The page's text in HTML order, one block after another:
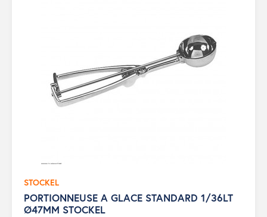
STOCKEL
PORTIONNEUSE A GLACE STANDARD 1/36LT
Ø47MM STOCKEL